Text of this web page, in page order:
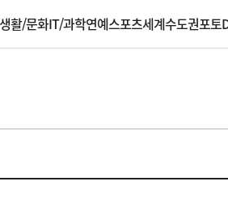
활/문화IT/과학연예스포츠세계수도권포토